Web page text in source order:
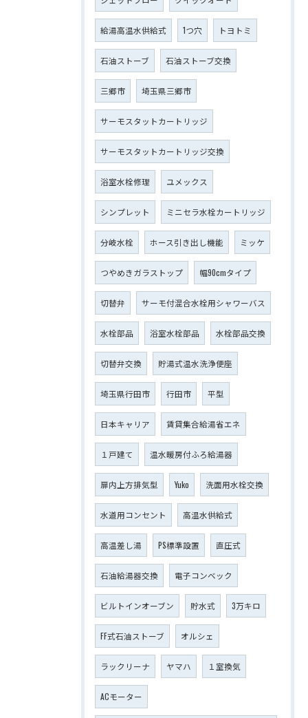
給湯高温水供給式 1つ穴 トヨトミ
石油ストーブ 石油ストーブ交換
三郷市 埼玉県三郷市
サーモスタットカートリッジ
サーモスタットカートリッジ交換
浴室水栓修理 ユメックス
シンプレット ミニセラ水栓カートリッジ
分岐水栓 ホース引き出し機能 ミッケ
つやめきガラストップ 幅90cmタイプ
切替弁 サーモ付混合水栓用シャワーバス
水栓部品 浴室水栓部品 水栓部品交換
切替弁交換 貯湯式温水洗浄便座
埼玉県行田市 行田市 平型
日本キャリア 賃貸集合給湯省エネ
１戸建て 温水暖房付ふろ給湯器
扉内上方排気型 Yuko 洗面用水栓交換
水道用コンセント 高温水供給式
高温差し湯 PS標準設置 直圧式
石油給湯器交換 電子コンベック
ビルトインオーブン 貯水式 3万キロ
FF式石油ストーブ オルシェ
ラックリーナ ヤマハ １室換気
ACモーター